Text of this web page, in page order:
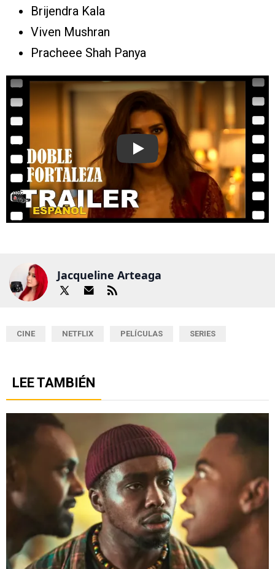
Brijendra Kala
Viven Mushran
Pracheee Shah Panya
Play
Jacqueline Arteaga
CINE NETFLIX PELÍCULAS SERIES
LEE TAMBIÉN